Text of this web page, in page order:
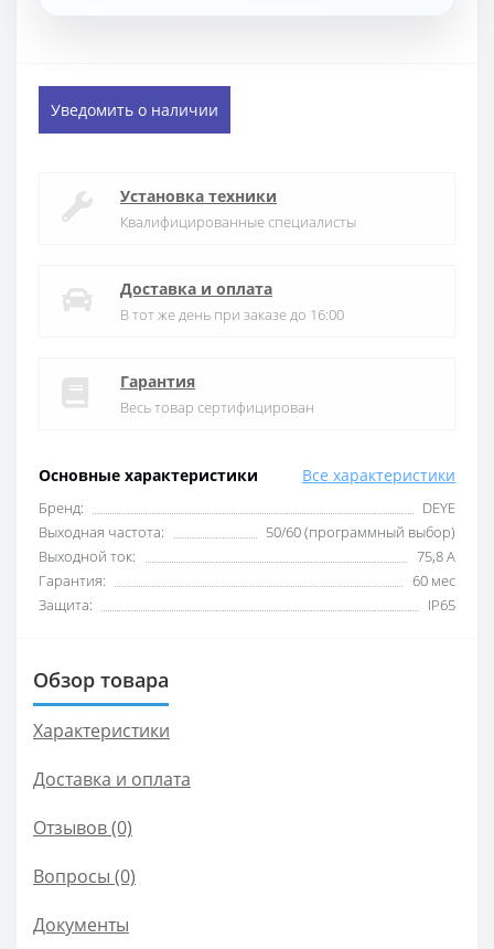
Основные характеристики Все характеристики
Бренд:
DEYE
Выходная частота:
50/60 (программный выбор)
Выходной ток:
75,8 А
Гарантия:
60 мес
Защита:
IP65
Уведомить о наличии
Установка техники
Квалифицированные специалисты
Доставка и оплата
В тот же день при заказе до 16:00
Гарантия
Весь товар сертифицирован
Обзор товара
Характеристики
Доставка и оплата
Отзывов (0)
Вопросы (0)
Документы